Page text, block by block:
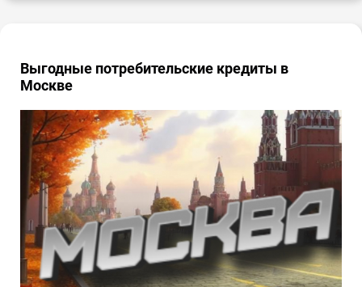
Выгодные потребительские кредиты в
Москве